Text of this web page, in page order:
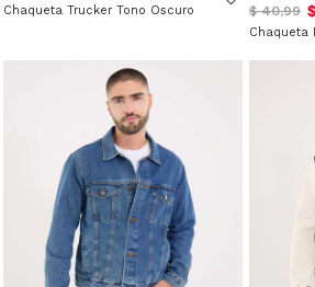
Chaqueta Trucker Tono Oscuro $ 40,99
Chaqueta